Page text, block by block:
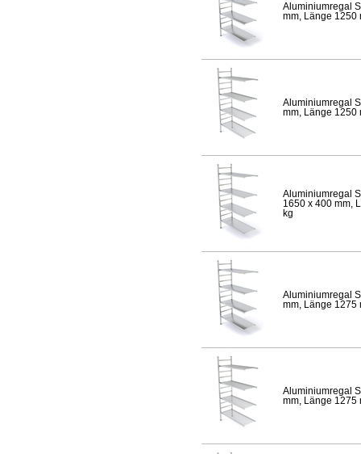
Aluminiumregal
mm, Länge 1250
Aluminiumregal
mm, Länge 1250
Aluminiumregal
1650 x 400 mm,
kg
Aluminiumregal
mm, Länge 1275
Aluminiumregal
mm, Länge 1275